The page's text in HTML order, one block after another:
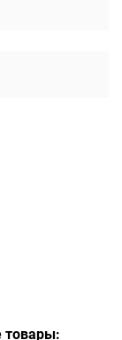
товары: